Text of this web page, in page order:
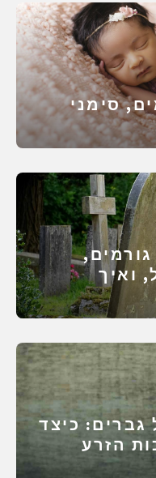
סימני
טבעית 2026: גורמים,
ואיך
גברים: כיצד
הזרע